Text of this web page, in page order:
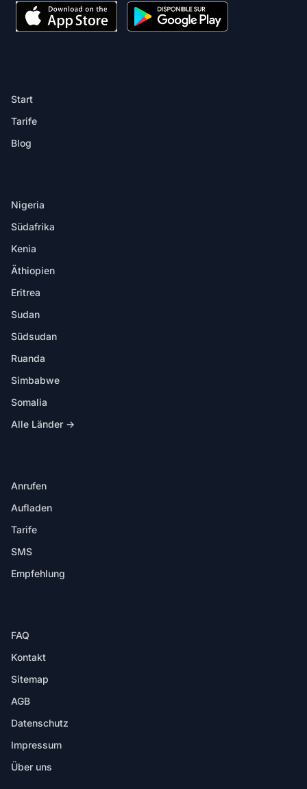
Start
Tarife
Blog
Nigeria
Südafrika
Kenia
Äthiopien
Eritrea
Sudan
Südsudan
Ruanda
Simbabwe
Somalia
Alle Länder →
Anrufen
Aufladen
Tarife
SMS
Empfehlung
FAQ
Kontakt
Sitemap
AGB
Datenschutz
Impressum
Über uns